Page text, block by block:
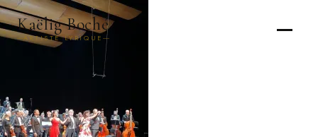
Kaëlig Boché
ARTISTE LYRIQUE